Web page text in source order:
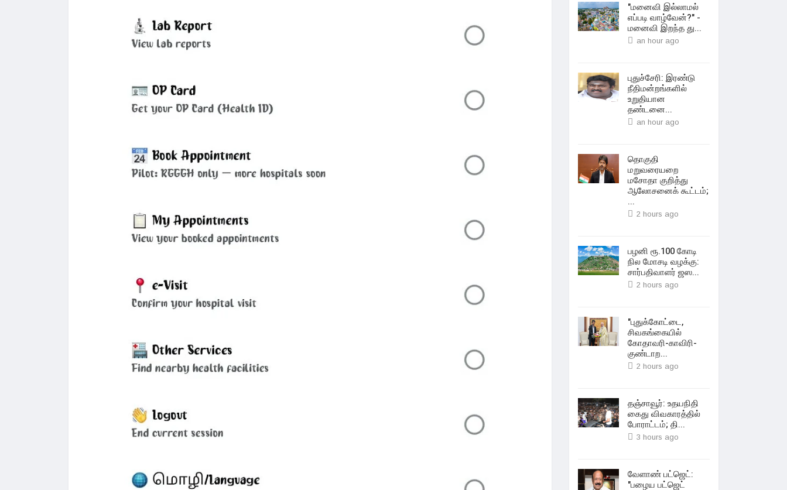
"மனைவி இல்லாமல்
எப்படி வாழ்வேன்?" -
மனைவி இறந்த து...
an hour ago
புதுச்சேரி: இரண்டு
நீதிமன்றங்களில்
உறுதியான
தண்டனை...
an hour ago
தொகுதி
மறுவரையறை
மசோதா குறித்து
ஆலோசனைக் கூட்டம்;
...
2 hours ago
பழனி ரூ.100 கோடி
நில மோசடி வழக்கு:
சார்பதிவாளர் ஜஸ...
2 hours ago
"புதுக்கோட்டை,
சிவகங்கையில்
கோதாவரி-காவிரி-
குண்டாற...
2 hours ago
தஞ்சாவூர்: உதயநிதி
கைது விவகாரத்தில்
போராட்டம்; தி...
3 hours ago
வேளாண் பட்ஜெட்:
"பழைய பட்ஜெட்